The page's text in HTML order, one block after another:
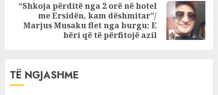
post:
“Shkoja përditë nga 2 orë në hotel
me Ersidën, kam dëshmitar”/
Marjus Musaku flet nga burgu: E
bëri që të përfitojë azil
TË NGJASHME